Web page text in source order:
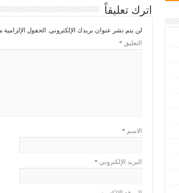
اترك تعليقاً
لن يتم نشر عنوان بريدك الإلكتروني. الحقول الإلزامية
التعليق *
الاسم *
البريد الإلكتروني *